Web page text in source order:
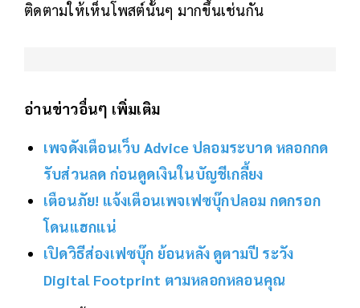
ติดตามให้เห็นโพสต์นั้นๆ มากขึ้นเช่นกัน
อ่านข่าวอื่นๆ เพิ่มเติม
เพจดังเตือนเว็บ Advice ปลอมระบาด หลอกกด
รับส่วนลด ก่อนดูดเงินในบัญชีเกลี้ยง
เตือนภัย! แจ้งเตือนเพจเฟซบุ๊กปลอม กดกรอก
โดนแฮกแน่
เปิดวิธีส่องเฟซบุ๊ก ย้อนหลัง ดูตามปี ระวัง
Digital Footprint ตามหลอกหลอนคุณ